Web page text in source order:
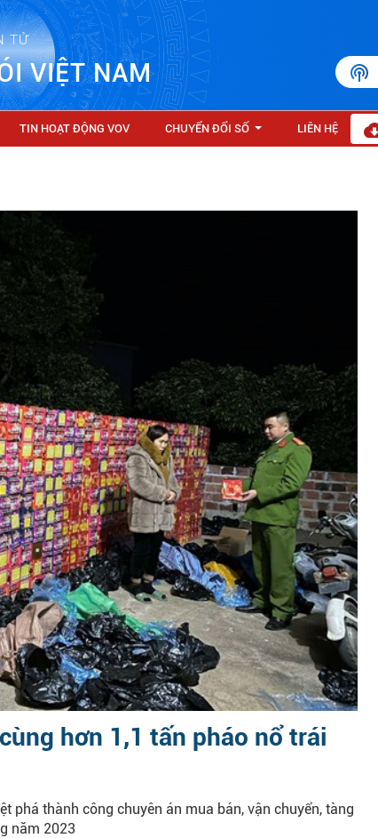
TỬ
VIỆT NAM
TIN HOẠT ĐỘNG VOV CHUYỂN ĐỔI SỐ LIÊN HỆ
hơn 1,1 tấn pháo nổ trái
phá thành công chuyên án mua bán, vận chuyển, tàng
năm 2023